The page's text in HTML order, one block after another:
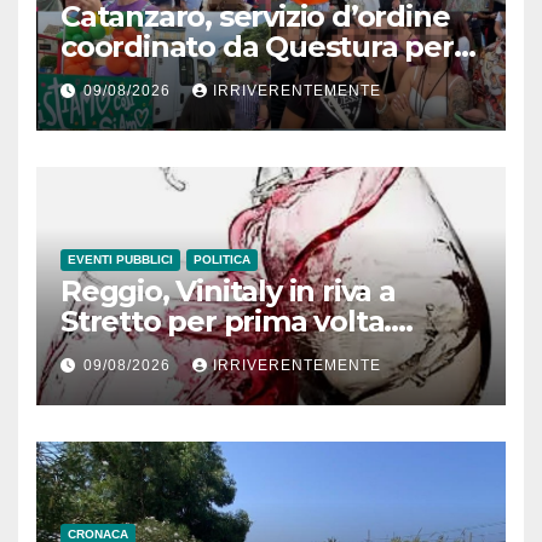
Catanzaro, servizio d’ordine
coordinato da Questura per
Pride
09/08/2026 IRRIVERENTEMENTE
EVENTI PUBBLICI POLITICA
Reggio, Vinitaly in riva a
Stretto per prima volta.
Occhiuto: Sibari ha
funzionato, ma qui di più
09/08/2026 IRRIVERENTEMENTE
CRONACA